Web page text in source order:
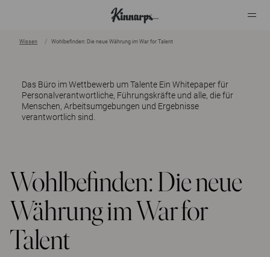
Wissen Wohlbefinden: Die neue Währung im War for Talent
Das Büro im Wettbewerb um Talente Ein Whitepaper für
Personalverantwortliche, Führungskräfte und alle, die für
Menschen, Arbeitsumgebungen und Ergebnisse
verantwortlich sind.
Wohlbefinden: Die neue
Währung im War for
Talent